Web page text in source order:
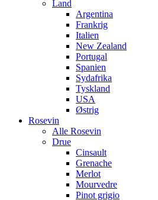
Land
Argentina
Frankrig
Italien
New Zealand
Portugal
Spanien
Sydafrika
Tyskland
USA
Østrig
Rosevin
Alle Rosevin
Drue
Cinsault
Grenache
Merlot
Mourvedre
Pinot grigio